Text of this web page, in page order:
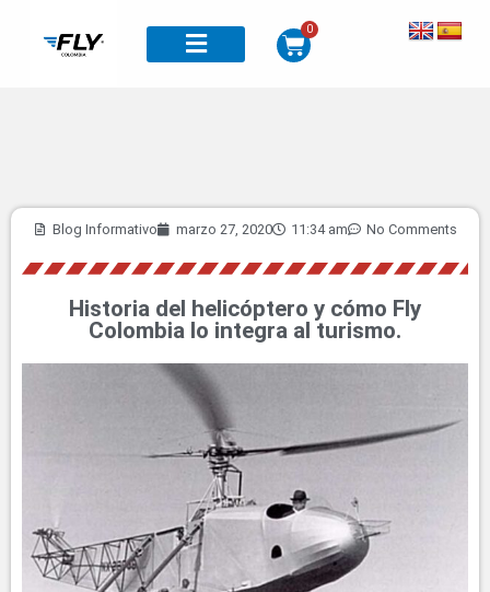
0
Blog Informativo marzo 27, 2020 11:34 am No Comments
Historia del helicóptero y cómo Fly
Colombia lo integra al turismo.